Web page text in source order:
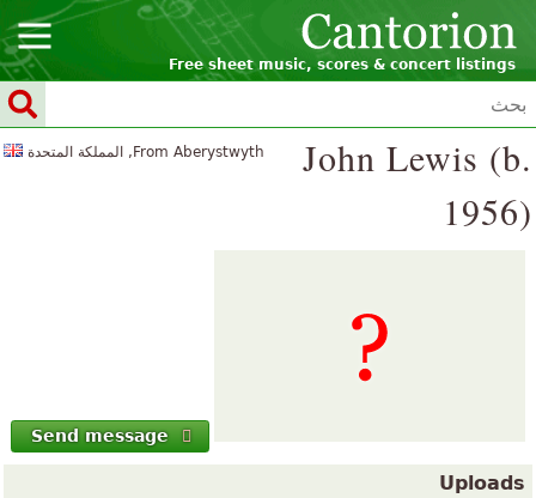
Free sheet music, scores & concert listings
From Aberystwyth, المملكة المتحدة
John Lewis (b.
1956)
Send message
Uploads